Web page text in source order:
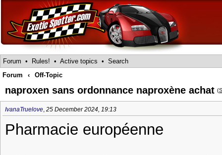
Forum • Rules! • Active topics • Search
Forum
‹ Off-Topic
naproxen sans ordonnance naproxène achat (
IvanaTruelove, 25 December 2024, 19:13
Pharmacie européenne